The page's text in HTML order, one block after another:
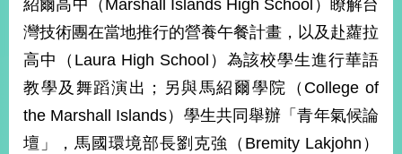
國
際
播
政
府
資
紹爾高中（Marshall Islands High School）瞭解台
灣技術團在當地推行的營養午餐計畫，以及赴蘿拉
高中（Laura High School）為該校學生進行華語
教學及舞蹈演出；另與馬紹爾學院（College of
the Marshall Islands）學生共同舉辦「青年氣候論
壇」，馬國環境部長劉克強（Bremity Lakjohn）